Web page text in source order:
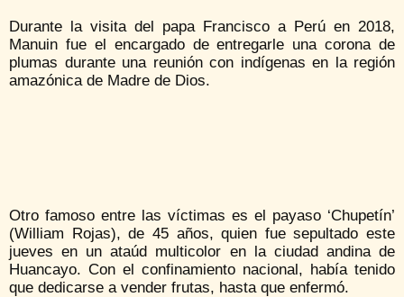
Durante la visita del papa Francisco a Perú en 2018,
Manuin fue el encargado de entregarle una corona de
plumas durante una reunión con indígenas en la región
amazónica de Madre de Dios.
Otro famoso entre las víctimas es el payaso ‘Chupetín’
(William Rojas), de 45 años, quien fue sepultado este
jueves en un ataúd multicolor en la ciudad andina de
Huancayo. Con el confinamiento nacional, había tenido
que dedicarse a vender frutas, hasta que enfermó.